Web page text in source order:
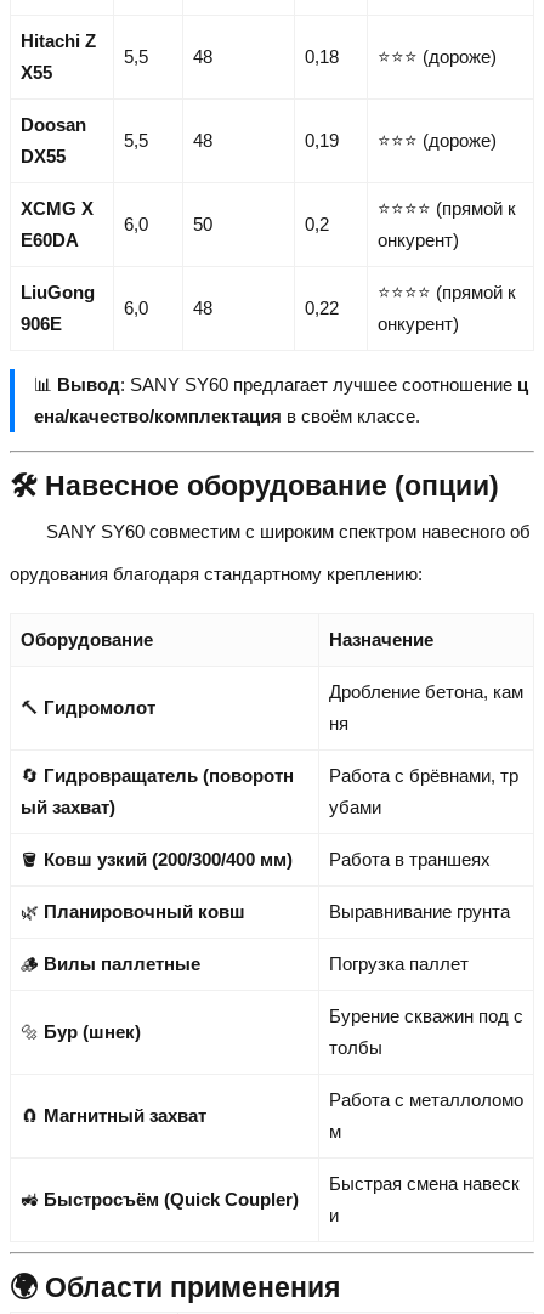
Hitachi Z
X55
5,5 48 0,18 ⭐⭐⭐ (дороже)
Doosan
DX55
5,5 48 0,19 ⭐⭐⭐ (дороже)
XCMG X
E60DA
6,0 50 0,2
⭐⭐⭐⭐ (прямой к
онкурент)
LiuGong
906E
6,0 48 0,22
⭐⭐⭐⭐ (прямой к
онкурент)
📊 Вывод: SANY SY60 предлагает лучшее соотношение ц
ена/качество/комплектация в своём классе.
🛠️ Навесное оборудование (опции)
SANY SY60 совместим с широким спектром навесного об
орудования благодаря стандартному креплению:
Оборудование Назначение
🔨 Гидромолот
Дробление бетона, кам
ня
🔄 Гидровращатель (поворотн
ый захват)
Работа с брёвнами, тр
убами
🪣 Ковш узкий (200/300/400 мм) Работа в траншеях
🌿 Планировочный ковш Выравнивание грунта
🪵 Вилы паллетные Погрузка паллет
🔩 Бур (шнек)
Бурение скважин под с
толбы
🧲 Магнитный захват
Работа с металлоломо
м
🚜 Быстросъём (Quick Coupler)
Быстрая смена навеск
и
🌍 Области применения